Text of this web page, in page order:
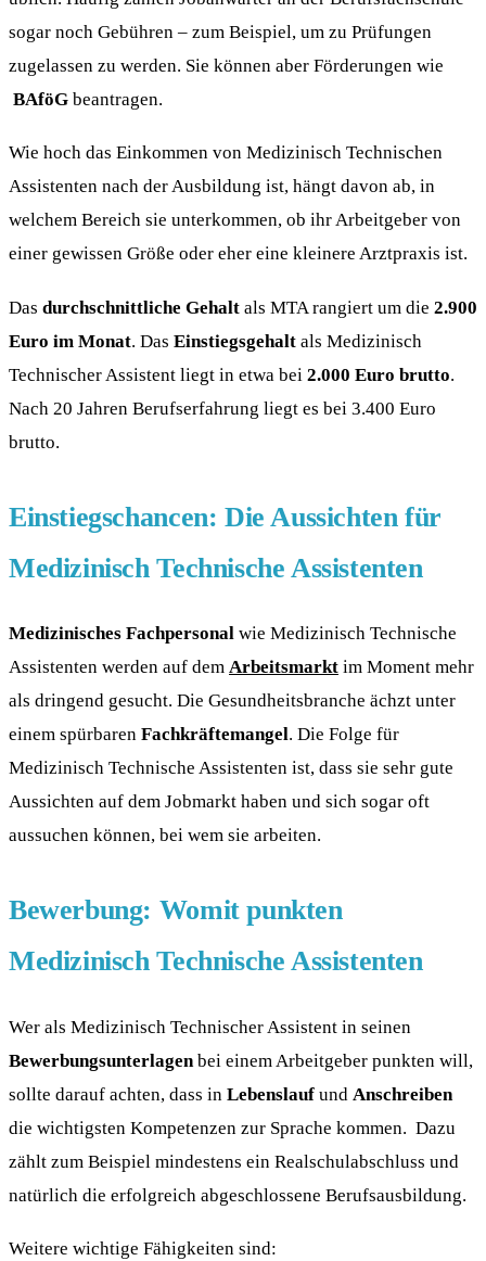
sogar noch Gebühren – zum Beispiel, um zu Prüfungen
zugelassen zu werden. Sie können aber Förderungen wie
BAföG beantragen.
Wie hoch das Einkommen von Medizinisch Technischen
Assistenten nach der Ausbildung ist, hängt davon ab, in
welchem Bereich sie unterkommen, ob ihr Arbeitgeber von
einer gewissen Größe oder eher eine kleinere Arztpraxis ist.
Das durchschnittliche Gehalt als MTA rangiert um die 2.900
Euro im Monat. Das Einstiegsgehalt als Medizinisch
Technischer Assistent liegt in etwa bei 2.000 Euro brutto.
Nach 20 Jahren Berufserfahrung liegt es bei 3.400 Euro
brutto.
Einstiegschancen: Die Aussichten für
Medizinisch Technische Assistenten
Medizinisches Fachpersonal wie Medizinisch Technische
Assistenten werden auf dem Arbeitsmarkt im Moment mehr
als dringend gesucht. Die Gesundheitsbranche ächzt unter
einem spürbaren Fachkräftemangel. Die Folge für
Medizinisch Technische Assistenten ist, dass sie sehr gute
Aussichten auf dem Jobmarkt haben und sich sogar oft
aussuchen können, bei wem sie arbeiten.
Bewerbung: Womit punkten
Medizinisch Technische Assistenten
Wer als Medizinisch Technischer Assistent in seinen
Bewerbungsunterlagenbei einem Arbeitgeber punkten will,
sollte darauf achten, dass in Lebenslauf und Anschreiben
die wichtigsten Kompetenzen zur Sprache kommen. Dazu
zählt zum Beispiel mindestens ein Realschulabschluss und
natürlich die erfolgreich abgeschlossene Berufsausbildung.
Weitere wichtige Fähigkeiten sind: